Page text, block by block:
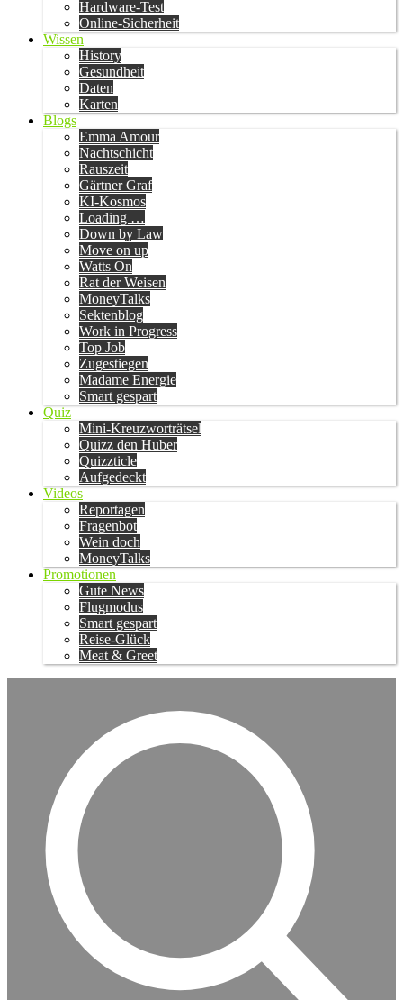
Hardware-Test
Online-Sicherheit
Wissen
History
Gesundheit
Daten
Karten
Blogs
Emma Amour
Nachtschicht
Rauszeit
Gärtner Graf
KI-Kosmos
Loading …
Down by Law
Move on up
Watts On
Rat der Weisen
MoneyTalks
Sektenblog
Work in Progress
Top Job
Zugestiegen
Madame Energie
Smart gespart
Quiz
Mini-Kreuzworträtsel
Quizz den Huber
Quizzticle
Aufgedeckt
Videos
Reportagen
Fragenbot
Wein doch
MoneyTalks
Promotionen
Gute News
Flugmodus
Smart gespart
Reise-Glück
Meat & Greet